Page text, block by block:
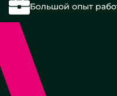
Большой опыт
Без
поддона